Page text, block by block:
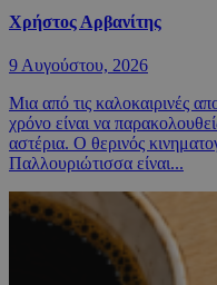
Χρήστος Αρβανίτης
9 Αυγούστου, 2026
Μια από τις καλοκαιρινές
χρόνο είναι να
αστέρια. Ο θερινός
Παλλουριώτισσα είναι...